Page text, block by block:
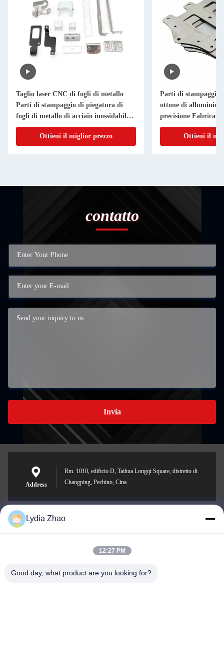
Taglio laser CNC di fogli di metallo
Parti di stampaggio di piegatura di
fogli di metallo di acciaio inossidabile
di alluminio
Ottieni il miglior prezzo
Parti di stampaggio
ottone di alluminio
precisione
metallo su misura
Ottieni il
contatto
Invia
Address
Rm. 1010, edificio D, Taihua Longqi Square, distretto di
Changping, Pechino, Cina
jesingd@vip.sina.com
Lydia Zhao
12:27 PM
Good day, what product are you looking for?